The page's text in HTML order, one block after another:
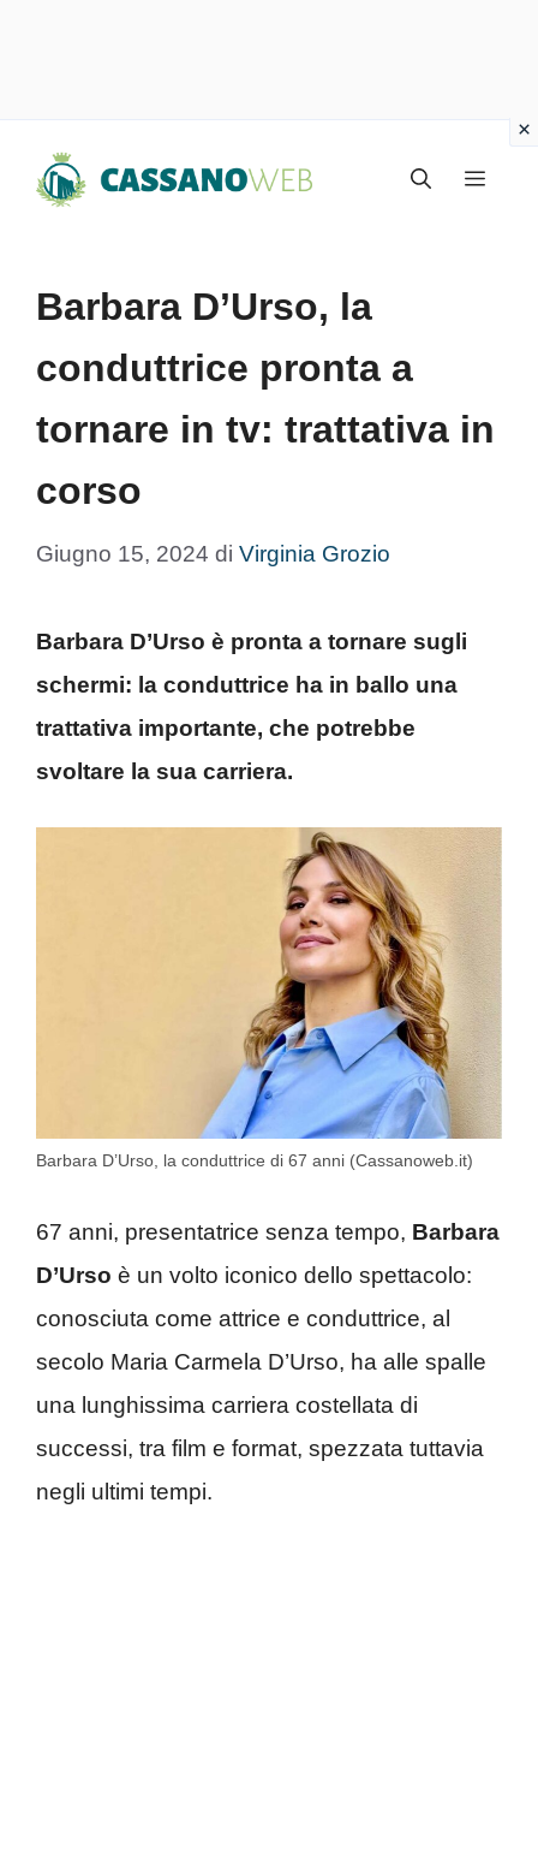
Menu
Barbara D’Urso, la
conduttrice pronta a
tornare in tv: trattativa in
corso
Giugno 15, 2024 di Virginia Grozio
Barbara D’Urso è pronta a tornare sugli
schermi: la conduttrice ha in ballo una
trattativa importante, che potrebbe
svoltare la sua carriera.
Barbara D’Urso, la conduttrice di 67 anni (Cassanoweb.it)
67 anni, presentatrice senza tempo, Barbara
D’Urso è un volto iconico dello spettacolo:
conosciuta come attrice e conduttrice, al
secolo Maria Carmela D’Urso, ha alle spalle
una lunghissima carriera costellata di
successi, tra film e format, spezzata tuttavia
negli ultimi tempi.